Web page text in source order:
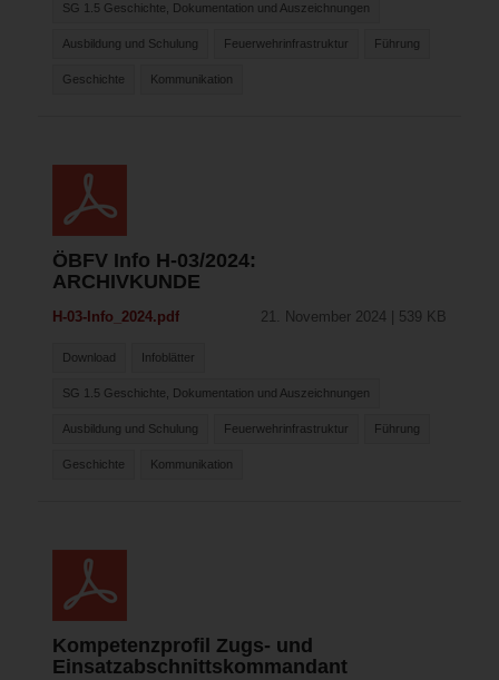
SG 1.5 Geschichte, Dokumentation und Auszeichnungen
Ausbildung und Schulung Feuerwehrinfrastruktur Führung
Geschichte Kommunikation
ÖBFV Info H-03/2024:
ARCHIVKUNDE
21. November 2024 | 539 KB
H-03-Info_2024.pdf
Download Infoblätter
SG 1.5 Geschichte, Dokumentation und Auszeichnungen
Ausbildung und Schulung Feuerwehrinfrastruktur Führung
Geschichte Kommunikation
Kompetenzprofil Zugs- und
Einsatzabschnittskommandant